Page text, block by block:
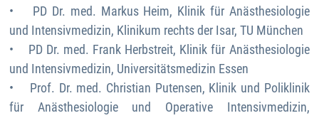
• PD Dr. med. Markus Heim, Klinik für Anästhesiologie
und Intensivmedizin, Klinikum rechts der Isar, TU München
• PD Dr. med. Frank Herbstreit, Klinik für Anästhesiologie
und Intensivmedizin, Universitätsmedizin Essen
• Prof. Dr. med. Christian Putensen, Klinik und Poliklinik
für Anästhesiologie und Operative Intensivmedizin,